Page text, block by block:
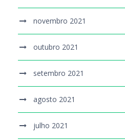
novembro 2021
outubro 2021
setembro 2021
agosto 2021
julho 2021